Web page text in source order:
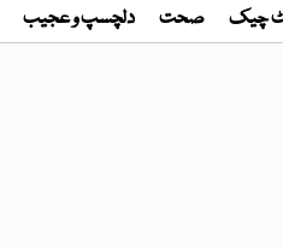
چیک صحت دلچسپ و عجیب